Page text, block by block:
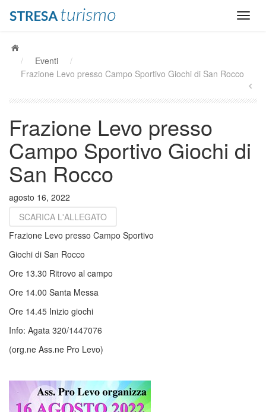
/ Eventi
/
Frazione Levo presso Campo Sportivo Giochi di San Rocco
Frazione Levo presso
Campo Sportivo Giochi di
San Rocco
agosto 16, 2022
SCARICA L'ALLEGATO
Frazione Levo presso Campo Sportivo
Giochi di San Rocco
Ore 13.30 Ritrovo al campo
Ore 14.00 Santa Messa
Ore 14.45 Inizio giochi
Info: Agata 320/1447076
(org.ne Ass.ne Pro Levo)